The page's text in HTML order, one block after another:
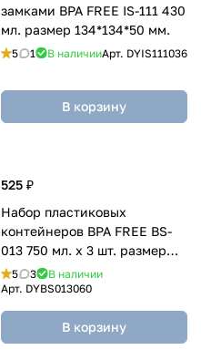
замками BPA FREE IS-111 430
мл. размер 134*134*50 мм.
5 1 В наличииАрт. DYIS111036
В корзину
525 ₽
Набор пластиковых
контейнеров BPA FREE BS-
013 750 мл. х 3 шт. размер
170*115*75 мм.
5 3
В наличии
Арт. DYBS013060
В корзину